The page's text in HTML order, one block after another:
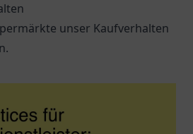
unser Kaufverhalten